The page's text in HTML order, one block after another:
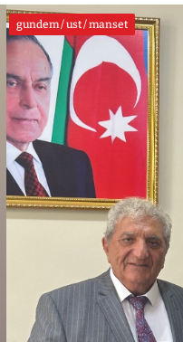
gundem / ust / manset